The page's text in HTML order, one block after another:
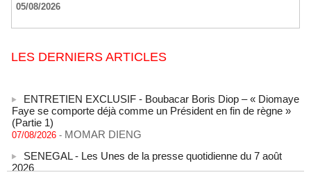
05/08/2026
LES DERNIERS ARTICLES
Faye se comporte déjà comme un Président en fin de règne »
(Partie 1)
07/08/2026
2026
07/08/2026 -MOMO ALADJI